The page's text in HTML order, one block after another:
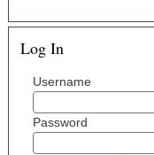
Log In
Username
Password